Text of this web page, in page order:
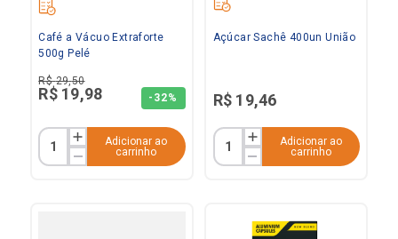
Café a Vácuo Extraforte
500g Pelé
R$ 29,50
R$ 19,98 - 32%
Adicionar ao
carrinho
Açúcar Sachê 400un União
R$ 19,46
Adicionar ao
carrinho